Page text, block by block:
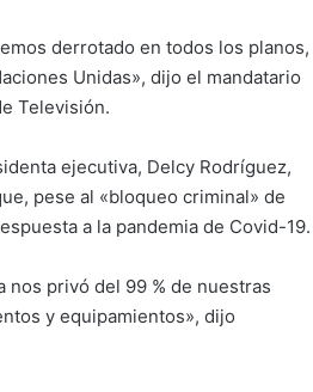
derrotado en todos los planos,
Unidas», dijo el mandatario
Televisión.
ejecutiva, Delcy Rodríguez,
pese al «bloqueo criminal» de
a la pandemia de Covid-19.
nos privó del 99 % de nuestras
y equipamientos», dijo